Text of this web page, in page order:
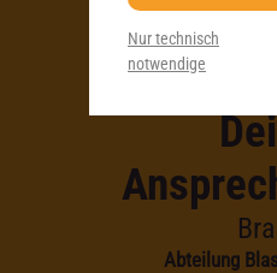
Abteilung
Nur technisch
notwendige